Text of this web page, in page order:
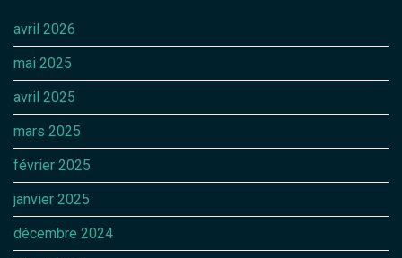
avril 2026
mai 2025
avril 2025
mars 2025
février 2025
janvier 2025
décembre 2024